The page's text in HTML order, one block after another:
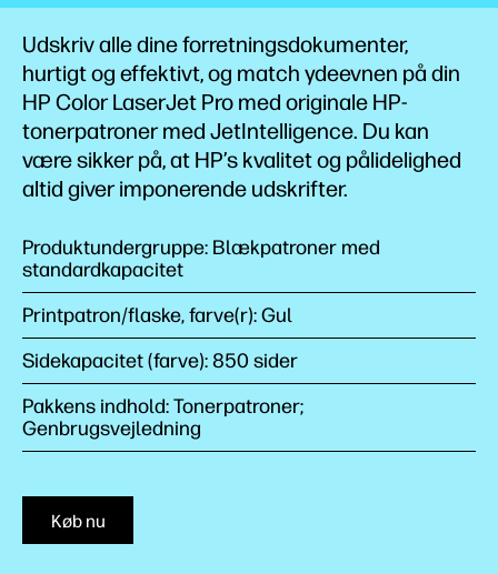
Udskriv alle dine forretningsdokumenter,
hurtigt og effektivt, og match ydeevnen på din
HP Color LaserJet Pro med originale HP-
tonerpatroner med JetIntelligence. Du kan
være sikker på, at HP’s kvalitet og pålidelighed
altid giver imponerende udskrifter.
Produktundergruppe: Blækpatroner med
standardkapacitet
Printpatron/flaske, farve(r): Gul
Sidekapacitet (farve): 850 sider
Pakkens indhold: Tonerpatroner;
Genbrugsvejledning
Køb nu